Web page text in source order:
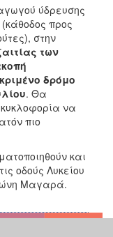
ύδρευσης
προς
στην
των
δρόμο
. Θα
να
πιο
και
οδούς Λυκείου
Μαγαρά.